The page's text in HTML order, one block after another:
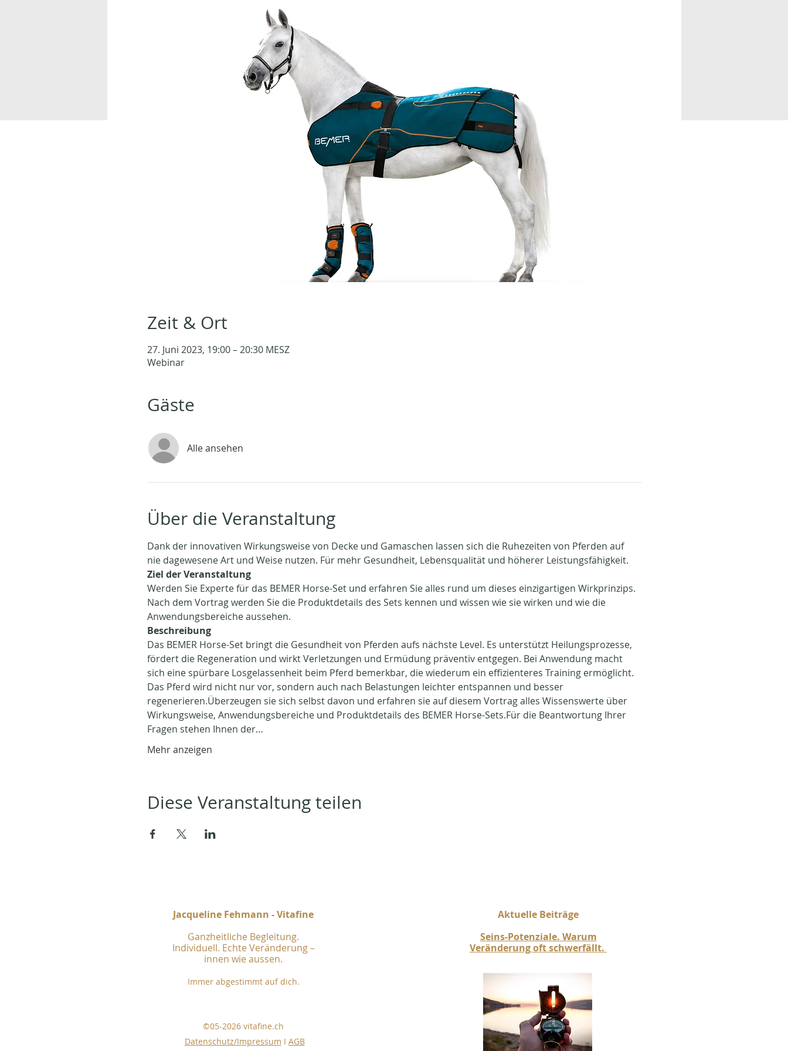
Zeit & Ort
27. Juni 2023, 19:00 – 20:30 MESZ
Webinar
Gäste
Alle ansehen
Über die Veranstaltung
Dank der innovativen Wirkungsweise von Decke und Gamaschen lassen sich die Ruhezeiten von Pferden auf
nie dagewesene Art und Weise nutzen. Für mehr Gesundheit, Lebensqualität und höherer Leistungsfähigkeit.
Ziel der Veranstaltung
Werden Sie Experte für das BEMER Horse-Set und erfahren Sie alles rund um dieses einzigartigen Wirkprinzips.
Nach dem Vortrag werden Sie die Produktdetails des Sets kennen und wissen wie sie wirken und wie die
Anwendungsbereiche aussehen.
Beschreibung
Das BEMER Horse-Set bringt die Gesundheit von Pferden aufs nächste Level. Es unterstützt Heilungsprozesse,
fördert die Regeneration und wirkt Verletzungen und Ermüdung präventiv entgegen. Bei Anwendung macht
sich eine spürbare Losgelassenheit beim Pferd bemerkbar, die wiederum ein effizienteres Training ermöglicht.
Das Pferd wird nicht nur vor, sondern auch nach Belastungen leichter entspannen und besser
regenerieren.Überzeugen sie sich selbst davon und erfahren sie auf diesem Vortrag alles Wissenswerte über
Wirkungsweise, Anwendungsbereiche und Produktdetails des BEMER Horse-Sets.Für die Beantwortung Ihrer
Fragen stehen Ihnen der…
Mehr anzeigen
Diese Veranstaltung teilen
Jacqueline Fehmann - Vitafine
Ganzheitliche Begleitung.
Individuell. Echte Veränderung –
innen wie aussen.
Immer abgestimmt auf dich.
©05-2026 vitafine.ch
Datenschutz/Impressum I AGB
Aktuelle Beiträge​
Seins-Potenziale. Warum
Veränderung oft schwerfällt.